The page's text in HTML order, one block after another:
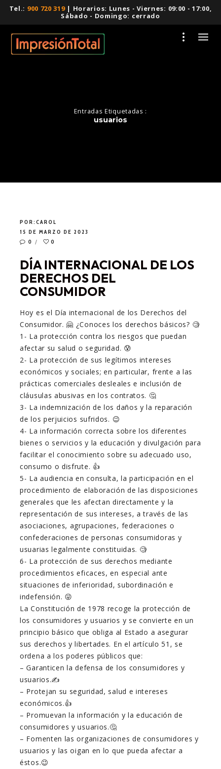
Tel.: 900 720 319| Horarios: Lunes - Viernes: 09:00 - 17:00,
Sábado - Domingo: cerrado
Entradas Etiquetadas :
usuarios
POR:CAROL
15 DE MARZO DE 2023
0
0
DÍA INTERNACIONAL DE LOS
DERECHOS DEL
CONSUMIDOR
Hoy es el Día internacional de los Derechos del
Consumidor. 🤗 ¿Conoces los derechos básicos? 🧐
1- La protección contra los riesgos que puedan
afectar su salud o seguridad. 😰
2- La protección de sus legítimos intereses
económicos y sociales; en particular, frente a las
prácticas comerciales desleales e inclusión de
cláusulas abusivas en los contratos. 🤔
3- La indemnización de los daños y la reparación
de los perjuicios sufridos. 😉
4- La información correcta sobre los diferentes
bienes o servicios y la educación y divulgación para
facilitar el conocimiento sobre su adecuado uso,
consumo o disfrute. 👍
5- La audiencia en consulta, la participación en el
procedimiento de elaboración de las disposiciones
generales que les afectan directamente y la
representación de sus intereses, a través de las
asociaciones, agrupaciones, federaciones o
confederaciones de personas consumidoras y
usuarias legalmente constituidas. 🧐
6- La protección de sus derechos mediante
procedimientos eficaces, en especial ante
situaciones de inferioridad, subordinación e
indefensión. 😜
La Constitución de 1978 recoge la protección de
los consumidores y usuarios y se convierte en un
principio básico que obliga al Estado a asegurar
sus derechos y libertades. En el artículo 51, se
ordena a los poderes públicos que:
– Garanticen la defensa de los consumidores y
usuarios.✍️
– Protejan su seguridad, salud e intereses
económicos.👍
– Promuevan la información y la educación de
consumidores y usuarios.🤔
– Fomenten las organizaciones de consumidores y
usuarios y las oigan en lo que pueda afectar a
éstos.😉